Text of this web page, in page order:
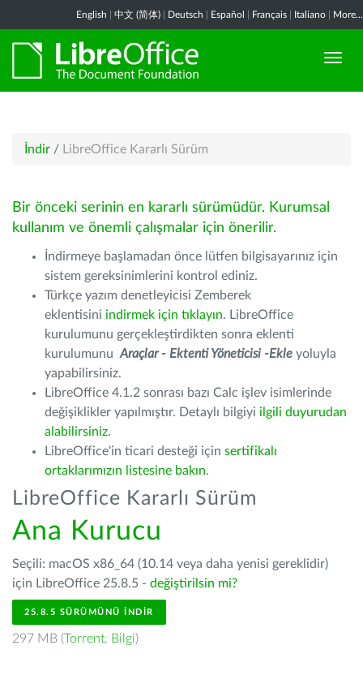
English 中文 (简体) Deutsch Español Français Italiano More...
İndir / LibreOffice Kararlı Sürüm
Bir önceki serinin en kararlı sürümüdür. Kurumsal
kullanım ve önemli çalışmalar için önerilir.
İndirmeye başlamadan önce lütfen bilgisayarınız için
sistem gereksinimlerini kontrol ediniz.
Türkçe yazım denetleyicisi Zemberek
eklentisini indirmek için tıklayın. LibreOffice
kurulumunu gerçekleştirdikten sonra eklenti
kurulumunu Araçlar - Ektenti Yöneticisi -Ekle yoluyla
yapabilirsiniz.
LibreOffice 4.1.2 sonrası bazı Calc işlev isimlerinde
değişiklikler yapılmıştır. Detaylı bilgiyi ilgili duyurudan
alabilirsiniz.
LibreOffice'in ticari desteği için sertifikalı
ortaklarımızın listesine bakın.
LibreOffice Kararlı Sürüm
Ana Kurucu
Seçili: macOS x86_64 (10.14 veya daha yenisi gereklidir)
için LibreOffice 25.8.5 - değiştirilsin mi?
25.8.5 SÜRÜMÜNÜ İNDIR
297 MB (Torrent, Bilgi)